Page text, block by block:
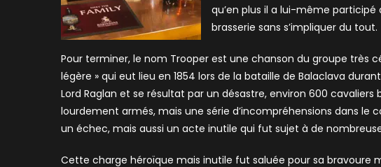
qu’en plus il a lui-même
brasserie sans s’impliquer du tout.
Pour terminer, le nom Trooper est une chanson du groupe très
légère » qui eut lieu en 1854 lors de la bataille de Balaclava
Lord Raglan et se résultat par un désastre, environ 600
lourdement armés, mais une série d’incompréhensions dans
un échec, mais aussi un acte inutile qui fut sujet à de
Cette charge héroïque mais inutile fut saluée pour sa bravoure